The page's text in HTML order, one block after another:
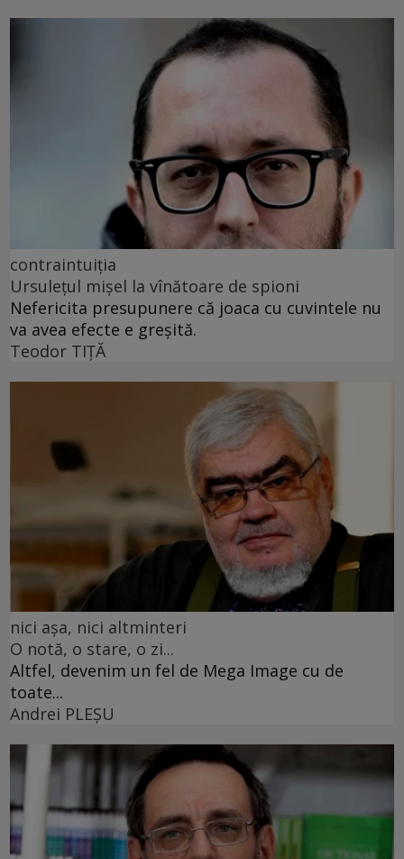
contraintuiția
Ursulețul mișel la vînătoare de spioni
Nefericita presupunere că joaca cu cuvintele nu
va avea efecte e greșită.
Teodor TIŢĂ
nici așa, nici altminteri
O notă, o stare, o zi...
Altfel, devenim un fel de Mega Image cu de
toate...
Andrei PLEŞU